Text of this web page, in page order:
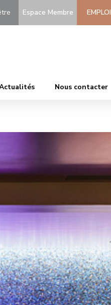
EMPLOI
Espace Membre
Nous contacter